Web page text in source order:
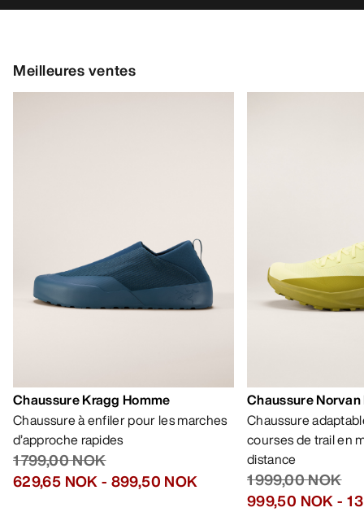
Meilleures ventes
Chaussure Kragg Homme
Chaussure à enfiler pour les marches
d’approche rapides
1 799,00 NOK
629,65 NOK- 899,50 NOK
Chaussure
Chaussure
courses de trail en
distance
1 999,00 NOK
999,50 NOK- 1